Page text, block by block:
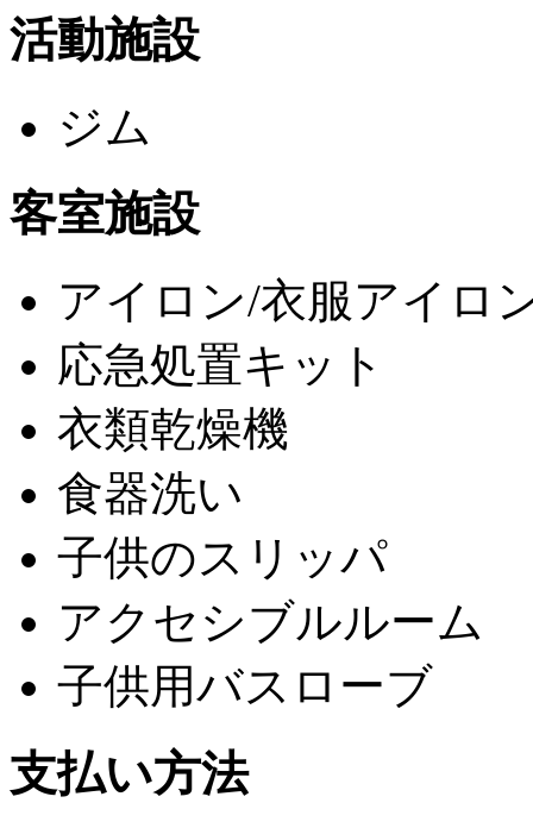
活動施設
ジム
客室施設
アイロン/衣服アイロ
応急処置キット
衣類乾燥機
食器洗い
子供のスリッパ
アクセシブルルーム
子供用バスローブ
支払い方法